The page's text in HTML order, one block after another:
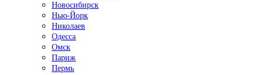
Новосибирск
Нью-Йорк
Николаев
Одесса
Омск
Париж
Пермь